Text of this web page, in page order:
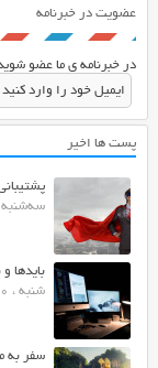
عضویت در خبرنامه
در خبرنامه ی ما عضو
پست ها اخیر
سه‌شنبه ، 13
بایدها
شنبه ، 10 آگوست
سفر به